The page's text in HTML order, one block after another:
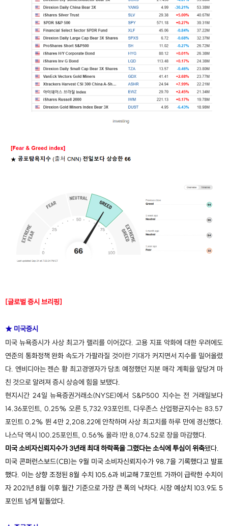
[글로벌 증시 브리핑]
★ 미국증시
미국 뉴욕증시가 사상 최고가 랠리를 이어갔다. 고용 지표 악화에 대한 우려에도
연준의 통화정책 완화 속도가 가팔라질 것이란 기대가 커지면서 지수를 밀어올렸
다. 엔비디아는 젠슨 황 최고경영자가 당초 예정했던 지분 매각 계획을 앞당겨 마
친 것으로 알려져 증시 상승에 힘을 보탰다.
현지시간 24일 뉴욕증권거래소(NYSE)에서 S&P500 지수는 전 거래일보다
14.36포인트, 0.25% 오른 5,732.93포인트, 다우존스 산업평균지수는 83.57
포인트 0.2% 뛴 4만 2,208.22에 안착하며 사상 최고치를 하루 만에 경신했다.
나스닥 역시 100.25포인트, 0.56% 올라 1만 8,074.52로 장을 마감했다.
미국 소비자신뢰지수가 3년래 최대 하락폭을 그렸다는 소식에 투심이 위축됐다.
미국 콘퍼런스보드(CB)는 9월 미국 소비자신뢰지수가 98.7을 기록했다고 발표
했다. 이는 상향 조정된 8월 수치 105.6과 비교해 7포인트 가까이 급락한 수치이
자 2021년 8월 이후 월간 기준으로 가장 큰 폭의 낙차다. 시장 예상치 103.9도 5
포인트 넘게 밑돌았다.